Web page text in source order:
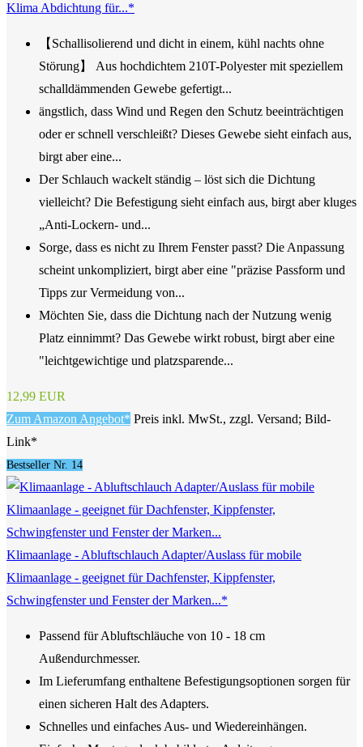
Klima Abdichtung für...*
【Schallisolierend und dicht in einem, kühl nachts ohne
Störung】 Aus hochdichtem 210T-Polyester mit speziellem
schalldämmenden Gewebe gefertigt...
ängstlich, dass Wind und Regen den Schutz beeinträchtigen
oder er schnell verschleißt? Dieses Gewebe sieht einfach aus,
birgt aber eine...
Der Schlauch wackelt ständig – löst sich die Dichtung
vielleicht? Die Befestigung sieht einfach aus, birgt aber kluges
„Anti-Lockern- und...
Sorge, dass es nicht zu Ihrem Fenster passt? Die Anpassung
scheint unkompliziert, birgt aber eine "präzise Passform und
Tipps zur Vermeidung von...
Möchten Sie, dass die Dichtung nach der Nutzung wenig
Platz einnimmt? Das Gewebe wirkt robust, birgt aber eine
"leichtgewichtige und platzsparende...
12,99 EUR
Zum Amazon Angebot* Preis inkl. MwSt., zzgl. Versand; Bild-
Link*
Bestseller Nr. 14
Klimaanlage - Abluftschlauch Adapter/Auslass für mobile
Klimaanlage - geeignet für Dachfenster, Kippfenster,
Schwingfenster und Fenster der Marken...*
Passend für Abluftschläuche von 10 - 18 cm
Außendurchmesser.
Im Lieferumfang enthaltene Befestigungsoptionen sorgen für
einen sicheren Halt des Adapters.
Schnelles und einfaches Aus- und Wiedereinhängen.